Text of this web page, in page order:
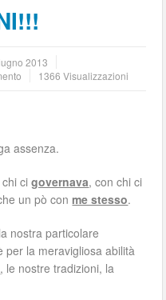
2013
1366 Visualizzazioni
assenza.
chi cigovernava, con chi ci
un pò con me stesso.
nostra particolare
per la meravigliosa abilità
, le nostre tradizioni, la